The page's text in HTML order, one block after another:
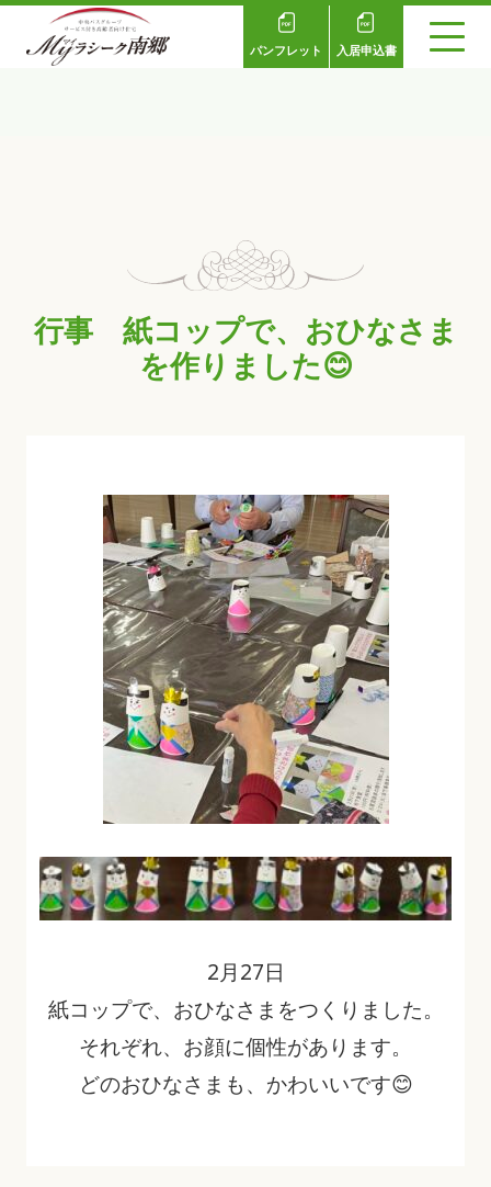
パンフレット 入居申込書
行事 紙コップで、おひなさま
を作りました😊
2月27日
紙コップで、おひなさまをつくりました。
それぞれ、お顔に個性があります。
どのおひなさまも、かわいいです😊